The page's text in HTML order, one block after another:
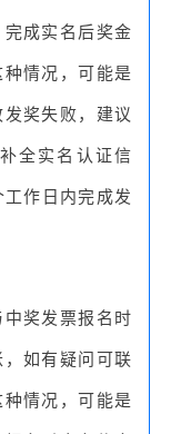
成实名后奖金
情况，可能是
奖失败，建议
全实名认证信
作日内完成发
奖发票报名时
如有疑问可联
情况，可能是